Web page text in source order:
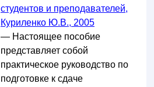
студентов и преподавателей,
Куриленко Ю.В., 2005
— Настоящее пособие
представляет собой
практическое руководство по
подготовке к сдаче